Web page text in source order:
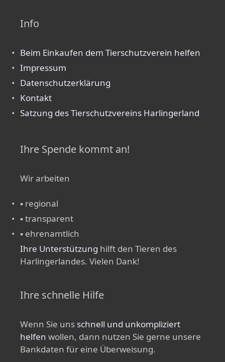
Info
Beim Einkaufen dem Tierschutzverein helfen
Impressum
Datenschutzerklärung
Kontakt
Satzung des Tierschutzvereins Harlingerland
Ihre Spende kommt an!
Wir arbeiten
▪ regional
▪ transparent
▪ ehrenamtlich
Ihre Unterstützung hilft den Tieren des
Harlingerlandes. Vielen Dank!
Ihre schnelle Hilfe
Wenn Sie uns schnell und unkompliziert
helfen wollen, dann nutzen Sie gerne unsere
Bankdaten für eine Überweisung.